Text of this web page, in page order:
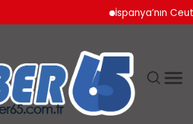
İspanya’nın Ceuta